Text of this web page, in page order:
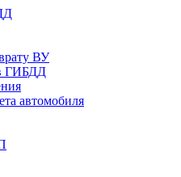
ВУ
ГИБДД
автомобиля